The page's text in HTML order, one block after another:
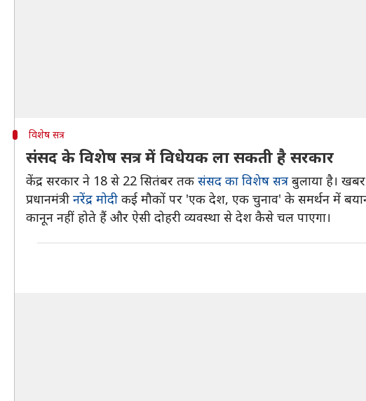
विशेष सत्र
संसद के विशेष सत्र में विधेयक ला सकती है सरकार
केंद्र सरकार ने 18 से 22 सितंबर तक संसद का विशेष सत्रबुलाया है।
प्रधानमंत्री नरेंद्र मोदी कई मौकों पर 'एक देश, एक चुनाव' के समर्थन में
कानून नहीं होते हैं और ऐसी दोहरी व्यवस्था से देश कैसे चल पाएगा।